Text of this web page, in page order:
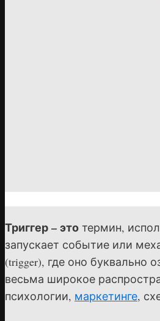
Триггер – это термин,
запускает событие или
(trigger), где оно буквально
весьма широкое
психологии, маркетинге,